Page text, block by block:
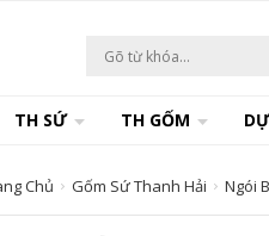
TH SỨ TH GỐM
Chủ Gốm Sứ Thanh Hải Ngói